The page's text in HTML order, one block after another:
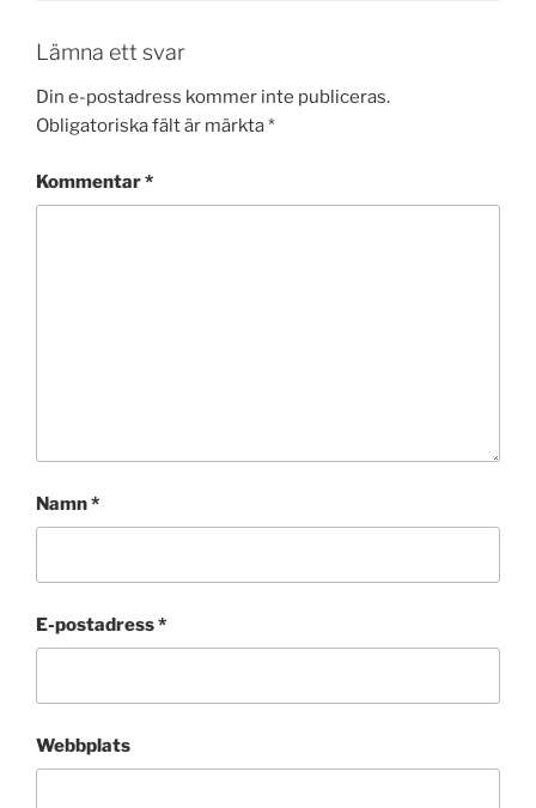
Lämna ett svar
Din e-postadress kommer inte publiceras.
Obligatoriska fält är märkta*
Kommentar*
Namn*
E-postadress*
Webbplats